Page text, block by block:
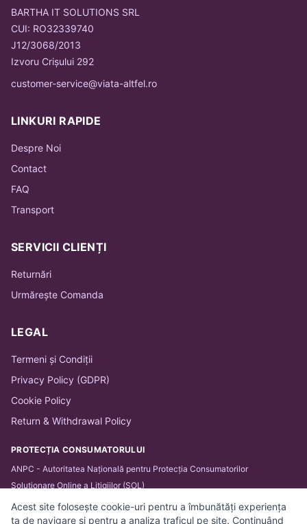
BARTHA IT SOLUTIONS SRL
CUI: RO32339740
J12/3068/2013
Izvoru Crișului 292
customer-service@viata-altfel.ro
LINKURI RAPIDE
Despre Noi
Contact
FAQ
Transport
SERVICII CLIENȚI
Returnări
Urmărește Comanda
LEGAL
Termeni și Condiții
Privacy Policy (GDPR)
Cookie Policy
Return & Withdrawal Policy
PROTECȚIA CONSUMATORULUI
ANPC - Autoritatea Națională pentru Protecția Consumatorilor
Soluționare Online a Litigiilor (SOL)
Acest site folosește cookie-uri pentru a îmbunătăți experiența
ta de navigare și pentru a analiza traficul pe site. Continuând